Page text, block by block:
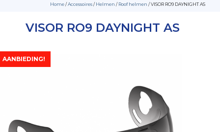
Home/Accessoires/Helmen /Roof helmen / VISOR RO9 DAYNIGHT AS
VISOR RO9 DAYNIGHT AS
AANBIEDING!